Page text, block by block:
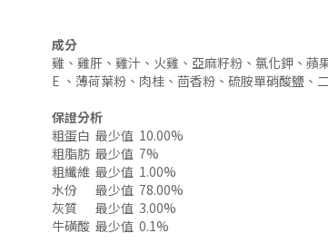
成分
雞、雞肝、雞汁、火雞、亞麻籽粉、氯化鉀、蘋
E 、薄荷葉粉、肉桂、茴香粉、硫胺單硝酸鹽、
保證分析
粗蛋白 最少值 10.00%
粗脂肪 最少值 7%
粗纖維 最少值 1.00%
水份
最少值 78.00%
灰質
最少值 3.00%
牛磺酸 最少值 0.1%